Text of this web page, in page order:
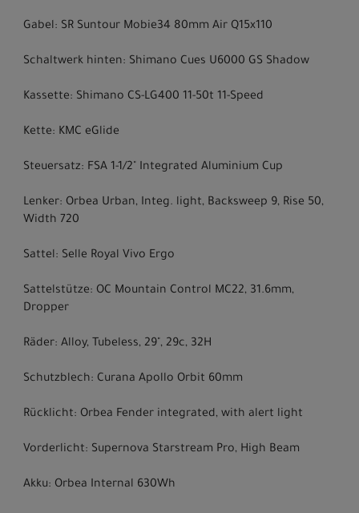
Gabel: SR Suntour Mobie34 80mm Air Q15x110
Schaltwerk hinten: Shimano Cues U6000 GS Shadow
Kassette: Shimano CS-LG400 11-50t 11-Speed
Kette: KMC eGlide
Steuersatz: FSA 1-1/2" Integrated Aluminium Cup
Lenker: Orbea Urban, Integ. light, Backsweep 9, Rise 50,
Width 720
Sattel: Selle Royal Vivo Ergo
Sattelstütze: OC Mountain Control MC22, 31.6mm,
Dropper
Räder: Alloy, Tubeless, 29", 29c, 32H
Schutzblech: Curana Apollo Orbit 60mm
Rücklicht: Orbea Fender integrated, with alert light
Vorderlicht: Supernova Starstream Pro, High Beam
Akku: Orbea Internal 630Wh